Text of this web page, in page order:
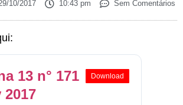
10/2017 10:43 pm Sem Comentários
13 n° 171
2017
Download